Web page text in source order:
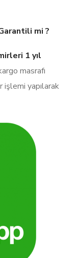
mi ?
1 yıl
masrafı
yapılarak